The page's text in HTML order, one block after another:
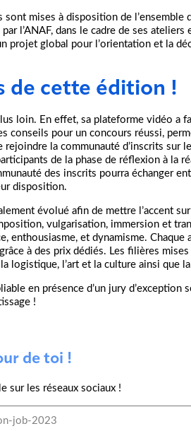
mises à disposition de l’ensemble
l’ANAF, dans le cadre de ses
projet global pour l’orientation et la
de cette édition !
loin. En effet, sa plateforme vidéo a
conseils pour un concours réussi,
la communauté d’inscrits sur
de la phase de réflexion à la
des inscrits pourra échanger
disposition.
évolué afin de mettre l’accent
vulgarisation, immersion et
enthousiasme, et dynamisme. Chaque
à des prix dédiés. Les filières
logistique, l’art et la culture ainsi que
en présence d’un jury d’exception
!
de toi !
sur les réseaux sociaux !